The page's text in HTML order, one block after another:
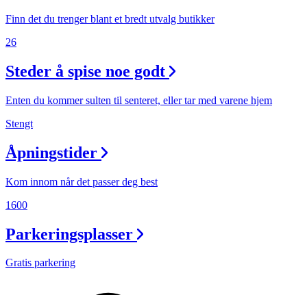
Finn det du trenger blant et bredt utvalg butikker
26
Steder å spise noe godt
Enten du kommer sulten til senteret, eller tar med varene hjem
Stengt
Åpningstider
Kom innom når det passer deg best
1600
Parkeringsplasser
Gratis parkering